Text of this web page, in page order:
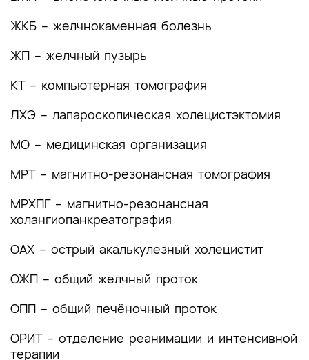
(группы заболеваний или состояний)
применению методов диагностики
2.1 Жалобы и анамнез
2.2 Физикальное обследование
2.3 Лабораторные диагностические
2.4 Инструментальные диагностические
исследования
2.5 Иные диагностические исследования
3. Лечение, включая медикаментозную и
немедикаментозную терапии, диетотерапию,
обезболивание, медицинские показания и
противопоказания к применению методов
лечения
ЖКБ – желчнокаменная болезнь
ЖП – желчный пузырь
КТ – компьютерная томография
ЛХЭ – лапароскопическая холецистэктомия
МО – медицинская организация
МРТ – магнитно-резонансная томография
МРХПГ – магнитно-резонансная
холангиопанкреатография
ОАХ – острый акалькулезный холецистит
ОЖП – общий желчный проток
ОПП – общий печёночный проток
ОРИТ – отделение реанимации и интенсивной
терапии